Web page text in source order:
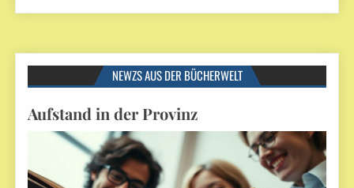
NEWZS AUS DER BÜCHERWELT
Aufstand in der Provinz